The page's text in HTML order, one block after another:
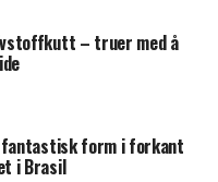
– truer med å
fantastisk form i forkant
i Brasil